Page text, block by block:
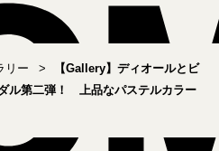
リー
【Gallery】ディオールとビ
ル第二弾！ 上品なパステルカラー